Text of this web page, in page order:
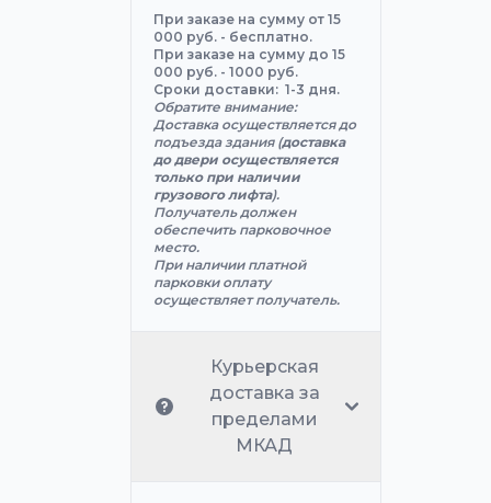
При заказе на сумму от 15
000 руб. - бесплатно.
При заказе на сумму до 15
000 руб. - 1000 руб.
Сроки доставки: 1-3 дня.
Обратите внимание:
Доставка осуществляется до
подъезда здания (доставка
до двери осуществляется
только при наличии
грузового лифта).
Получатель должен
обеспечить парковочное
место.
При наличии платной
парковки оплату
осуществляет получатель.
Курьерская
доставка за
пределами
МКАД